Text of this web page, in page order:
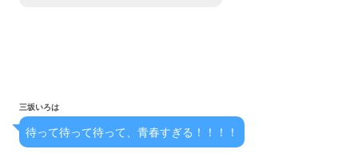
三坂いろは
待って待って待って、青春すぎる！！！！